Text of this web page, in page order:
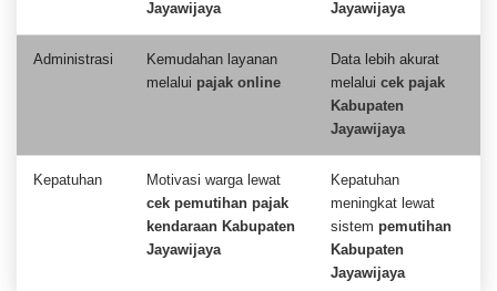
Jayawijaya
Jayawijaya
Administrasi
Kemudahan layanan
melalui pajak online
Data lebih akurat
melalui cek pajak
Kabupaten
Jayawijaya
Kepatuhan
Motivasi warga lewat
cek pemutihan pajak
kendaraan Kabupaten
Jayawijaya
Kepatuhan
meningkat lewat
sistem pemutihan
Kabupaten
Jayawijaya